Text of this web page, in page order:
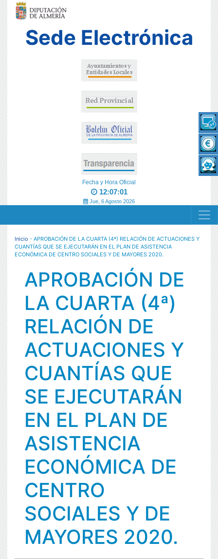
Sede Electrónica
Fecha y Hora Oficial
12:07:01
Jue, 6 Agosto 2026
MENÚ RESPONSIVE
Inicio - APROBACIÓN DE LA CUARTA (4ª) RELACIÓN DE ACTUACIONES Y
CUANTÍAS QUE SE EJECUTARÁN EN EL PLAN DE ASISTENCIA
ECONÓMICA DE CENTRO SOCIALES Y DE MAYORES 2020.
APROBACIÓN DE
LA CUARTA (4ª)
RELACIÓN DE
ACTUACIONES Y
CUANTÍAS QUE
SE EJECUTARÁN
EN EL PLAN DE
ASISTENCIA
ECONÓMICA DE
CENTRO
SOCIALES Y DE
MAYORES 2020.